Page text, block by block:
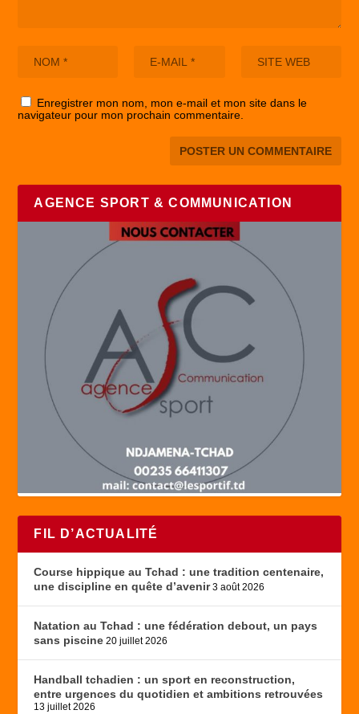
Enregistrer mon nom, mon e-mail et mon site dans le
navigateur pour mon prochain commentaire.
AGENCE SPORT & COMMUNICATION
FIL D’ACTUALITÉ
Course hippique au Tchad : une tradition centenaire,
une discipline en quête d’avenir 3 août 2026
Natation au Tchad : une fédération debout, un pays
sans piscine 20 juillet 2026
Handball tchadien : un sport en reconstruction,
entre urgences du quotidien et ambitions retrouvées
13 juillet 2026